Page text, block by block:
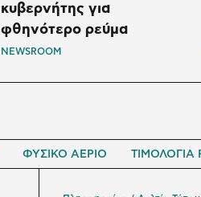
κυβερνήτης για
φθηνότερο ρεύμα
NEWSROOM
ΦΥΣΙΚΟ ΑΕΡΙΟ